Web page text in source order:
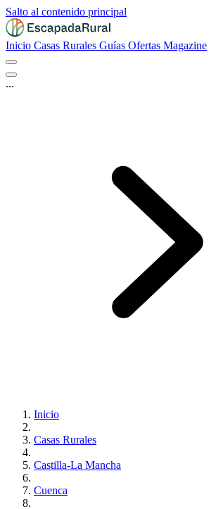
Salto al contenido principal
Inicio Casas Rurales Guías Ofertas Magazine
...
Inicio
Casas Rurales
Castilla-La Mancha
Cuenca